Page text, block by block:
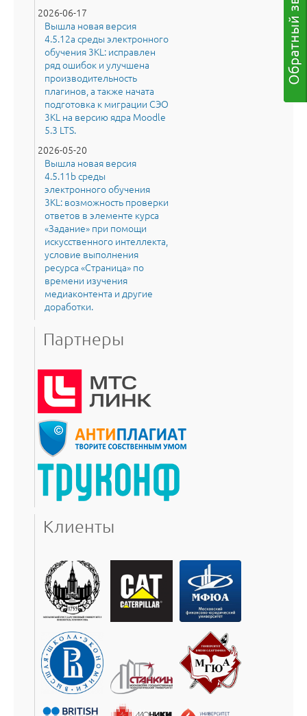
2026-06-17
Вышла новая версия
4.5.12a среды электронного
обучения 3KL: исправлен
ряд ошибок и улучшена
производительность
плагинов, а также начата
подготовка к миграции СЭО
3KL на версию ядра Moodle
5.3 LTS.
2026-05-20
Вышла новая версия
4.5.11b среды
электронного обучения
3KL: возможность проверки
ответов в элементе курса
«Задание» при помощи
искусственного интеллекта,
условие выполнения
ресурса «Страница» по
времени изучения
медиаконтента и другие
доработки.
Партнеры
Клиенты